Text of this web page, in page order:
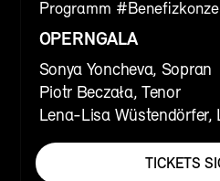
Programm #
OPERNGALA
Sonya Yoncheva, Sopran
Piotr Beczała, Tenor
Lena-Lisa Wüstendörfer,
TICKETS